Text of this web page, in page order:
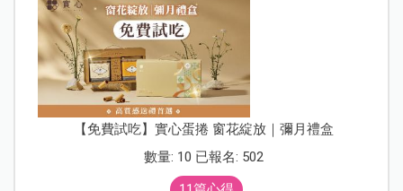
【免費試吃】實心蛋捲 窗花綻放｜彌月禮盒
數量: 10 已報名: 502